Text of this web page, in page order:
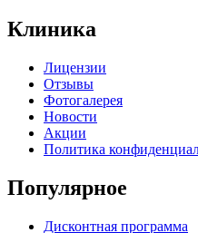
Клиника
Лицензии
Отзывы
Фотогалерея
Новости
Акции
Политика
Популярное
Дисконтная программа